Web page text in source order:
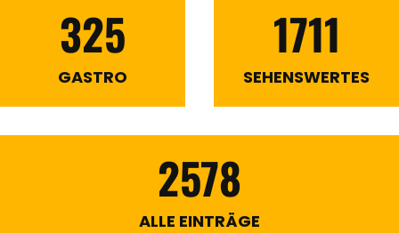
325
GASTRO
1711
SEHENSWERTES
2578
ALLE EINTRÄGE